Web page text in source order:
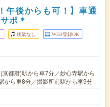
午後からも可！】車通
ポ＊
残業なし WEB登録OK
都府)駅から車7分／妙心寺駅から
から車8分／撮影所前駅から車9分